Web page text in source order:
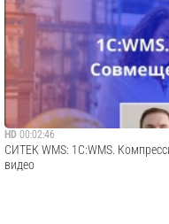
HD 00:02:46
СИТЕК WMS: 1С:WMS.
видео